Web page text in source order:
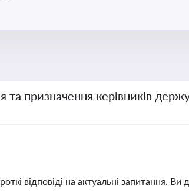
призначення керівників
відповіді на актуальні запитання. Ви